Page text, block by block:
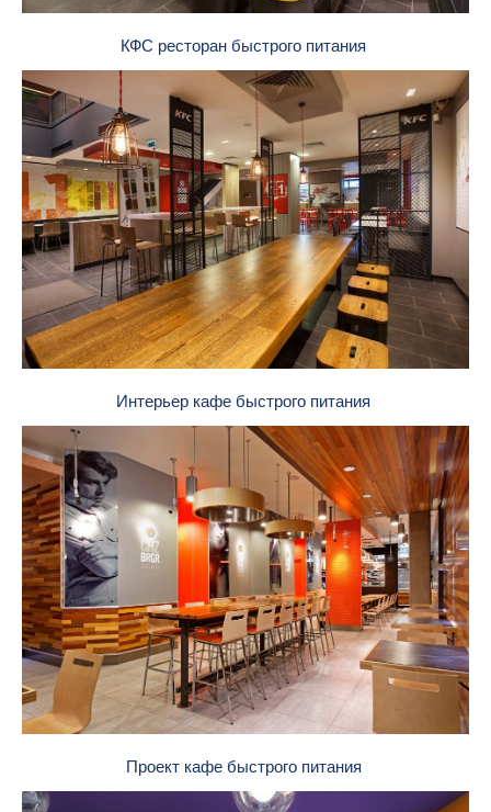
КФС ресторан быстрого питания
Интерьер кафе быстрого питания
Проект кафе быстрого питания